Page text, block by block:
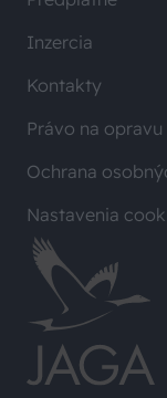
Inzercia
Kontakty
Právo na opravu
Ochrana
Nastavenia